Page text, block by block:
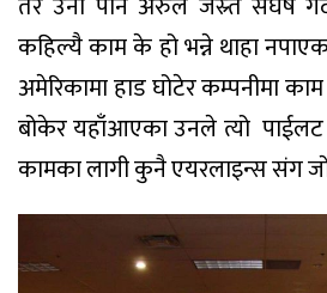
कहिल्यै काम के हो भन्ने थाहा
अमेरिकामा हाड घोटेर कम्पनीमा
बोकेर यहाँआएका उनले त्यो पाईलट
कामका लागी कुनै एयरलाइन्स संग